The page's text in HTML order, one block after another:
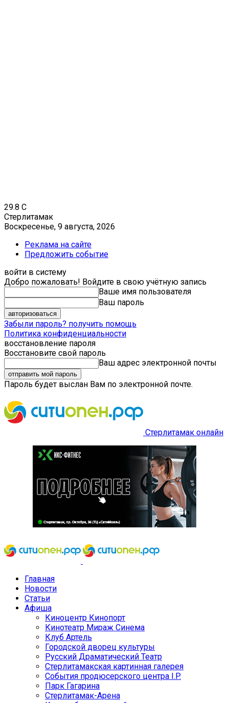
29.8 C
Стерлитамак
Воскресенье, 9 августа, 2026
Реклама на сайте
Предложить событие
войти в систему
Добро пожаловать! Войдите в свою учётную запись
Ваше имя пользователя
Ваш пароль
Забыли пароль? получить помощь
Политика конфиденциальности
восстановление пароля
Восстановите свой пароль
Ваш адрес электронной почты
Пароль будет выслан Вам по электронной почте.
Стерлитамак онлайн
Главная
Новости
Статьи
Афиша
Киноцентр Кинопорт
Кинотеатр Мираж Синема
Клуб Артель
Городской дворец культуры
Русский Драматический Театр
Стерлитамакская картинная галерея
События продюсерского центра I.P.
Парк Гагарина
Стерлитамак-Арена